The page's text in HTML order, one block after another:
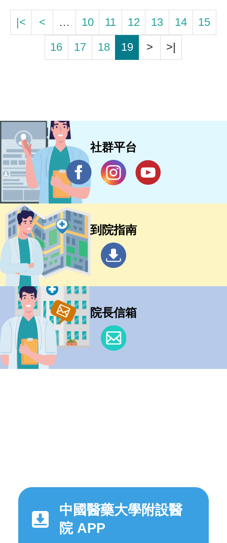
|< < … 10 11 12 13 14
15
16
17 18 19 > >|
社群平台
到院指南
院長信箱
中國醫藥大學附設醫
院 APP